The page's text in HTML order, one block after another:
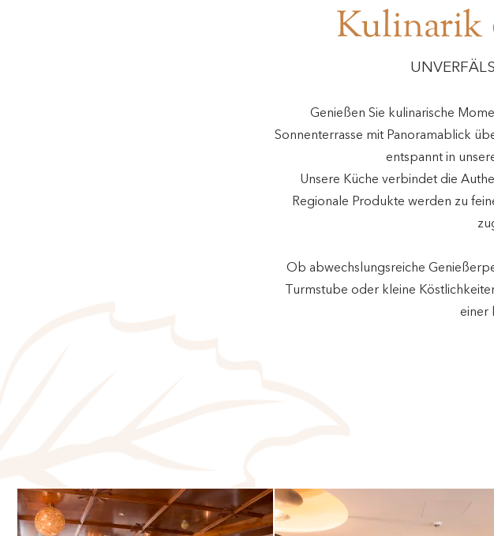
Kulinarik
Genießen Sie kulinarische
Sonnenterrasse mit Panoramablick
entspannt in
Unsere Küche verbindet die
Regionale Produkte werden zu
Ob abwechslungsreiche
Turmstube oder kleine
einer